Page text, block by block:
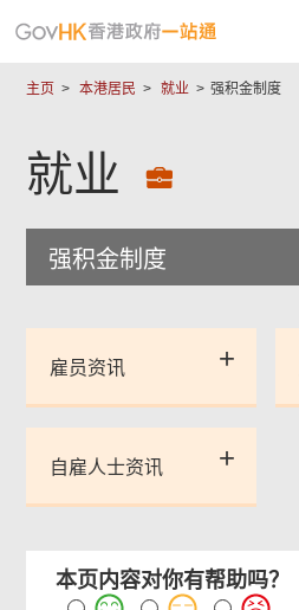
主页 本港居民 就业 强积金制度
就业
强积金制度
雇员资讯
自雇人士资讯
本页内容对你有帮助吗？